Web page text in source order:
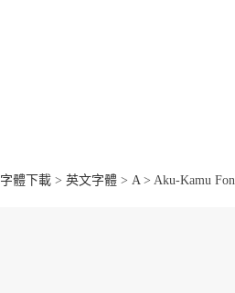
字體下載 > 英文字體 > A> Aku-Kamu